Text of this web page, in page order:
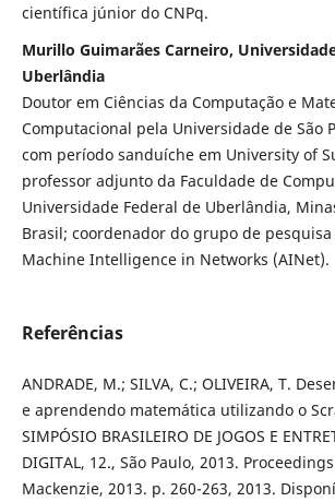
científica júnior do CNPq.
Murillo Guimarães Carneiro,
Uberlândia
Doutor em Ciências da Computação e
Computacional pela Universidade de São
com período sanduíche em University of
professor adjunto da Faculdade de
Universidade Federal de Uberlândia,
Brasil; coordenador do grupo de
Machine Intelligence in Networks (AINet).
Referências
ANDRADE, M.; SILVA, C.; OLIVEIRA, T.
e aprendendo matemática utilizando o
SIMPÓSIO BRASILEIRO DE JOGOS E
DIGITAL, 12., São Paulo, 2013.
Mackenzie, 2013. p. 260-263, 2013.